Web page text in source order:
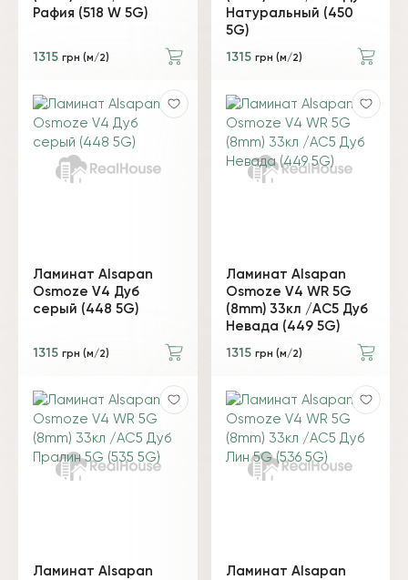
Рафия (518 W 5G)
1315 грн (м/2)
Натуральный (450
5G)
1315 грн (м/2)
Ламинат Alsapan
Osmoze V4 Дуб
серый (448 5G)
1315 грн (м/2)
Ламинат Alsapan
Osmoze V4 WR 5G
(8mm) 33кл /AC5 Дуб
Невада (449 5G)
1315 грн (м/2)
Ламинат Alsapan
Ламинат Alsapan